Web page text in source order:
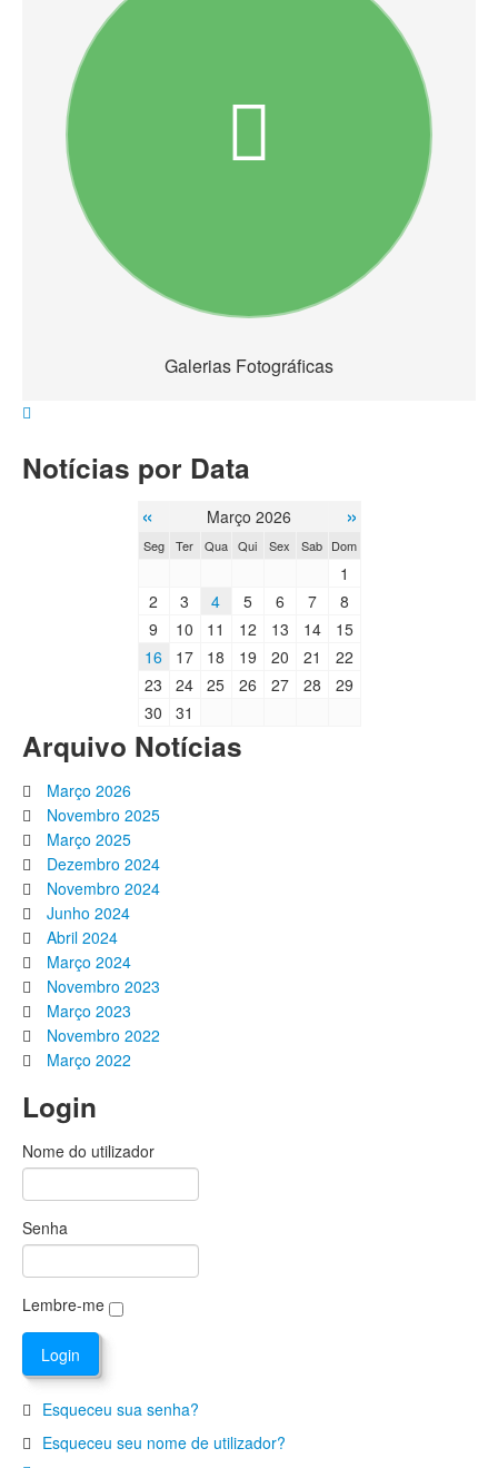
Galerias Fotográficas
Notícias por Data
« Março 2026 »
Seg Ter Qua Qui Sex Sab Dom
1
2
3 4 5 6 7
8
9
10 11 12 13 14
15
16
17 18 19 20 21
22
23
24 25 26 27 28
29
30
31
Arquivo Notícias
Março 2026
Novembro 2025
Março 2025
Dezembro 2024
Novembro 2024
Junho 2024
Abril 2024
Março 2024
Novembro 2023
Março 2023
Novembro 2022
Março 2022
Login
Nome do utilizador
Senha
Lembre-me
Esqueceu sua senha?
Esqueceu seu nome de utilizador?